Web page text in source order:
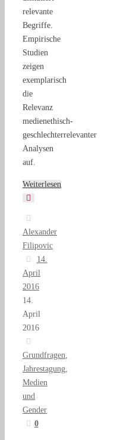
relevante
Begriffe.
Empirische
Studien
zeigen
exemplarisch
die
Relevanz
medienethisch-
geschlechterrelevanter
Analysen
auf.
Weiterlesen
Alexander
Filipovic
14.
April
2016
14.
April
2016
Grundfragen
Jahrestagung
Medien
und
Gender
0